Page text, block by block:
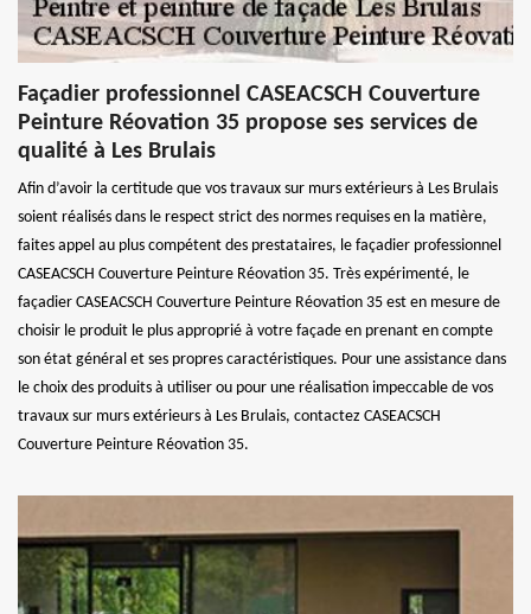
Façadier professionnel CASEACSCH Couverture
Peinture Réovation 35 propose ses services de
qualité à Les Brulais
Afin d’avoir la certitude que vos travaux sur murs extérieurs à Les Brulais
soient réalisés dans le respect strict des normes requises en la matière,
faites appel au plus compétent des prestataires, le façadier professionnel
CASEACSCH Couverture Peinture Réovation 35. Très expérimenté, le
façadier CASEACSCH Couverture Peinture Réovation 35 est en mesure de
choisir le produit le plus approprié à votre façade en prenant en compte
son état général et ses propres caractéristiques. Pour une assistance dans
le choix des produits à utiliser ou pour une réalisation impeccable de vos
travaux sur murs extérieurs à Les Brulais, contactez CASEACSCH
Couverture Peinture Réovation 35.